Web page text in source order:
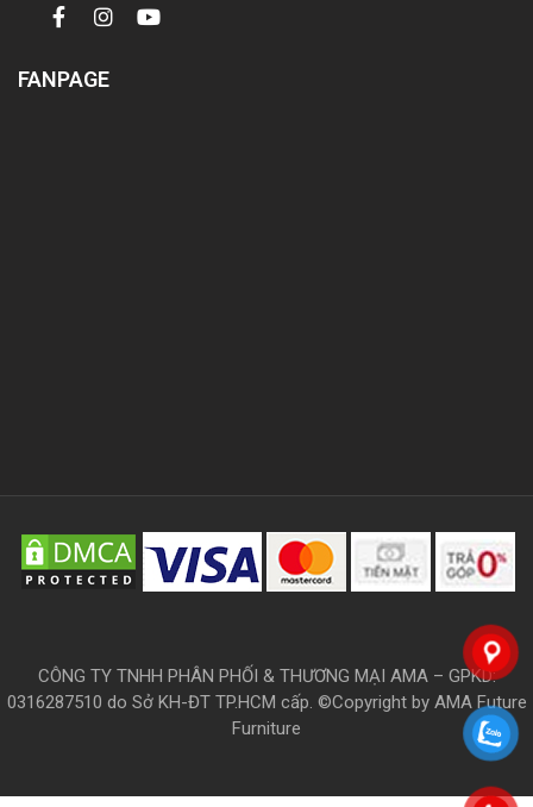
FANPAGE
CÔNG TY TNHH PHÂN PHỐI & THƯƠNG MẠI AMA – GPKD:
0316287510 do Sở KH-ĐT TP.HCM cấp. ©Copyright by AMA Future
Furniture